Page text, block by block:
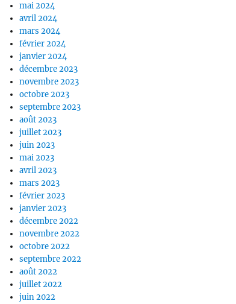
mai 2024
avril 2024
mars 2024
février 2024
janvier 2024
décembre 2023
novembre 2023
octobre 2023
septembre 2023
août 2023
juillet 2023
juin 2023
mai 2023
avril 2023
mars 2023
février 2023
janvier 2023
décembre 2022
novembre 2022
octobre 2022
septembre 2022
août 2022
juillet 2022
juin 2022